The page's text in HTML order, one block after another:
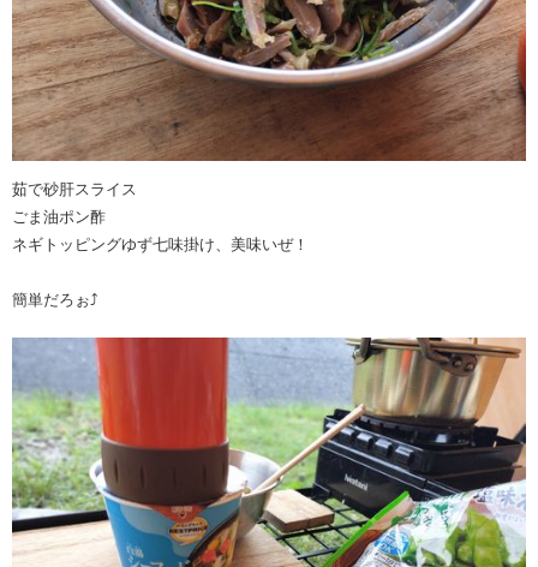
茹で砂肝スライス
ごま油ポン酢
ネギトッピングゆず七味掛け、美味いぜ！
簡単だろぉ⤴︎